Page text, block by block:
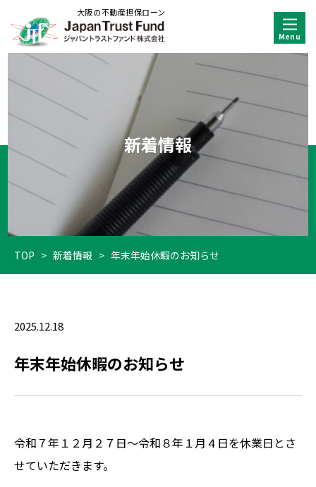
大阪の不動産担保ローン
新着情報
TOP > 新着情報 > 年末年始休暇のお知らせ
2025.12.18
年末年始休暇のお知らせ
令和７年１２月２７日～令和８年１月４日を休業日とさ
せていただきます。